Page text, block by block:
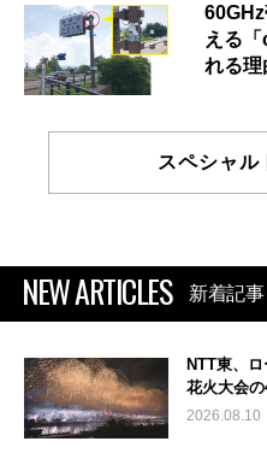
える
れる理
スペシャル
NEW ARTICLES 新着記事
NTT東、
花火大会
2026.08.10